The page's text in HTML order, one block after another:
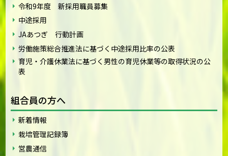
令和9年度 新採用職員募集
中途採用
JAあつぎ 行動計画
労働施策総合推進法に基づく中途採用比率の公表
育児・介護休業法に基づく男性の育児休業等の取得状況の公
表
組合員の方へ
新着情報
栽培管理記録簿
営農通信